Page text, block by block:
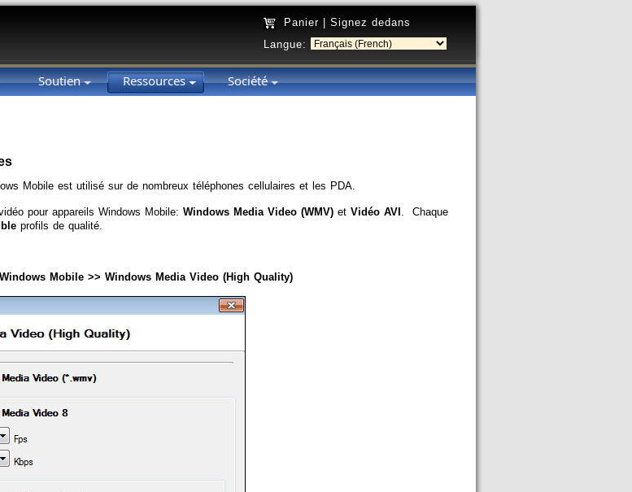
Panier
Signez dedans
Langue:
Soutien Ressources Société
Mobile est utilisé sur de nombreux téléphones cellulaires et les PDA.
pour appareils Windows Mobile: Windows Media Video (WMV) et Vidéo AVI . Chaque
profils de qualité.
Mobile >> Windows Media Video (High Quality)